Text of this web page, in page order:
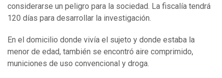
considerarse un peligro para la sociedad. La fiscalía tendrá
120 días para desarrollar la investigación.
En el domicilio donde vivía el sujeto y donde estaba la
menor de edad, también se encontró aire comprimido,
municiones de uso convencional y droga.